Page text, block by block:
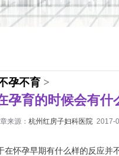
孕不育 >
孕育的时候会有什
来源： 杭州红房子妇科医院 2017-
怀孕早期有什么样的反应并